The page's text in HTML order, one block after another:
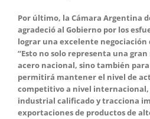
Por último, la Cámara Argentina
agradeció al Gobierno por los
lograr una excelente negociación
“Esto no solo representa una
acero nacional, sino también
permitirá mantener el nivel de
competitivo a nivel internacional,
industrial calificado y tracciona
exportaciones de productos de